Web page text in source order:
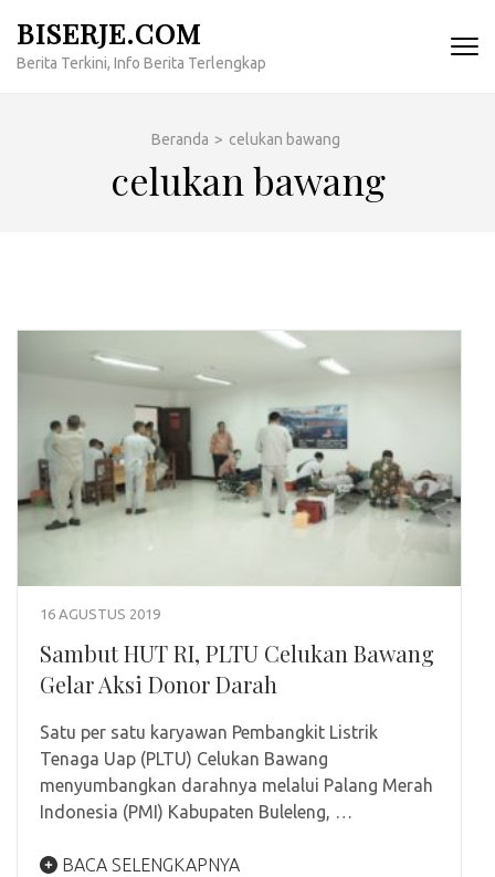
konten
BISERJE.COM
Berita Terkini, Info Berita Terlengkap
Beranda > celukan bawang
celukan bawang
16 AGUSTUS 2019
Sambut HUT RI, PLTU Celukan Bawang
Gelar Aksi Donor Darah
Satu per satu karyawan Pembangkit Listrik
Tenaga Uap (PLTU) Celukan Bawang
menyumbangkan darahnya melalui Palang Merah
Indonesia (PMI) Kabupaten Buleleng, …
BACA SELENGKAPNYA